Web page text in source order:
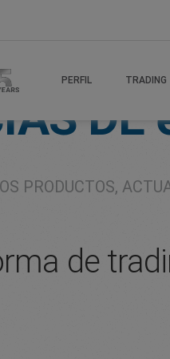
PERFIL TRADING
DE
PRODUCTOS,
de